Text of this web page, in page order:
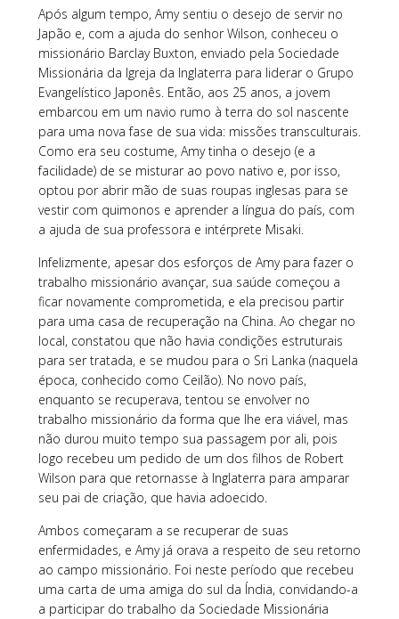
Após algum tempo, Amy sentiu o desejo de servir no
Japão e, com a ajuda do senhor Wilson, conheceu o
missionário Barclay Buxton, enviado pela Sociedade
Missionária da Igreja da Inglaterra para liderar o Grupo
Evangelístico Japonês. Então, aos 25 anos, a jovem
embarcou em um navio rumo à terra do sol nascente
para uma nova fase de sua vida: missões transculturais.
Como era seu costume, Amy tinha o desejo (e a
facilidade) de se misturar ao povo nativo e, por isso,
optou por abrir mão de suas roupas inglesas para se
vestir com quimonos e aprender a língua do país, com
a ajuda de sua professora e intérprete Misaki.
Infelizmente, apesar dos esforços de Amy para fazer o
trabalho missionário avançar, sua saúde começou a
ficar novamente comprometida, e ela precisou partir
para uma casa de recuperação na China. Ao chegar no
local, constatou que não havia condições estruturais
para ser tratada, e se mudou para o Sri Lanka (naquela
época, conhecido como Ceilão). No novo país,
enquanto se recuperava, tentou se envolver no
trabalho missionário da forma que lhe era viável, mas
não durou muito tempo sua passagem por ali, pois
logo recebeu um pedido de um dos filhos de Robert
Wilson para que retornasse à Inglaterra para amparar
seu pai de criação, que havia adoecido.
Ambos começaram a se recuperar de suas
enfermidades, e Amy já orava a respeito de seu retorno
ao campo missionário. Foi neste período que recebeu
uma carta de uma amiga do sul da Índia, convidando-a
a participar do trabalho da Sociedade Missionária